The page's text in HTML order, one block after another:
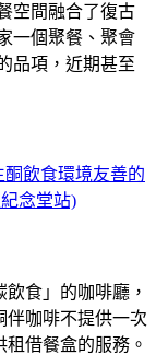
空間融合了復古
一個聚餐、聚會
品項，近期甚至
酮飲食環境友善的
念堂站)
食」的咖啡廳，
伴咖啡不提供一次
借餐盒的服務。